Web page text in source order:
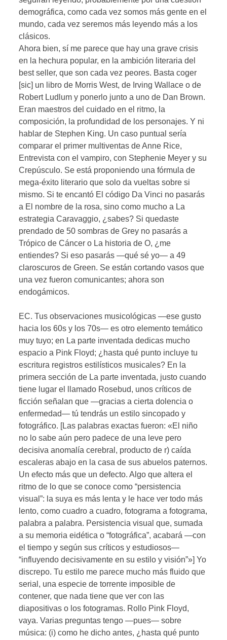
demográfica, como cada vez somos más gente en el
mundo, cada vez seremos más leyendo más a los
clásicos.
Ahora bien, sí me parece que hay una grave crisis
en la hechura popular, en la ambición literaria del
best seller, que son cada vez peores. Basta coger
[sic] un libro de Morris West, de Irving Wallace o de
Robert Ludlum y ponerlo junto a uno de Dan Brown.
Eran maestros del cuidado en el ritmo, la
composición, la profundidad de los personajes. Y ni
hablar de Stephen King. Un caso puntual sería
comparar el primer multiventas de Anne Rice,
Entrevista con el vampiro, con Stephenie Meyer y su
Crepúsculo. Se está proponiendo una fórmula de
mega-éxito literario que solo da vueltas sobre si
mismo. Si te encantó El código Da Vinci no pasarás
a El nombre de la rosa, sino como mucho a La
estrategia Caravaggio, ¿sabes? Si quedaste
prendado de 50 sombras de Grey no pasarás a
Trópico de Cáncer o La historia de O, ¿me
entiendes? Si eso pasarás —qué sé yo— a 49
claroscuros de Green. Se están cortando vasos que
una vez fueron comunicantes; ahora son
endogámicos.
EC. Tus observaciones musicológicas —ese gusto
hacia los 60s y los 70s— es otro elemento temático
muy tuyo; en La parte inventada dedicas mucho
espacio a Pink Floyd; ¿hasta qué punto incluye tu
escritura registros estilísticos musicales? En la
primera sección de La parte inventada, justo cuando
tiene lugar el llamado Rosebud, unos críticos de
ficción señalan que —gracias a cierta dolencia o
enfermedad— tú tendrás un estilo sincopado y
fotográfico. [Las palabras exactas fueron: «El niño
no lo sabe aún pero padece de una leve pero
decisiva anomalía cerebral, producto de r) caída
escaleras abajo en la casa de sus abuelos paternos.
Un efecto más que un defecto. Algo que altera el
ritmo de lo que se conoce como “persistencia
visual”: la suya es más lenta y le hace ver todo más
lento, como cuadro a cuadro, fotograma a fotograma,
palabra a palabra. Persistencia visual que, sumada
a su memoria eidética o “fotográfica”, acabará —con
el tiempo y según sus críticos y estudiosos—
“influyendo decisivamente en su estilo y visión”»] Yo
discrepo. Tu estilo me parece mucho más fluido que
serial, una especie de torrente imposible de
contener, que nada tiene que ver con las
diapositivas o los fotogramas. Rollo Pink Floyd,
vaya. Varias preguntas tengo —pues— sobre
música: (i) como he dicho antes, ¿hasta qué punto